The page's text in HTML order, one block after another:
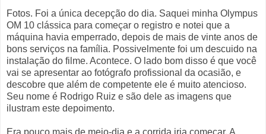
Fotos. Foi a única decepção do dia. Saquei minha Olympus
OM 10 clássica para começar o registro e notei que a
máquina havia emperrado, depois de mais de vinte anos de
bons serviços na família. Possivelmente foi um descuido na
instalação do filme. Acontece. O lado bom disso é que você
vai se apresentar ao fotógrafo profissional da ocasião, e
descobre que além de competente ele é muito atencioso.
Seu nome é Rodrigo Ruiz e são dele as imagens que
ilustram este depoimento.
Era pouco mais de meio-dia e a corrida iria começar. A